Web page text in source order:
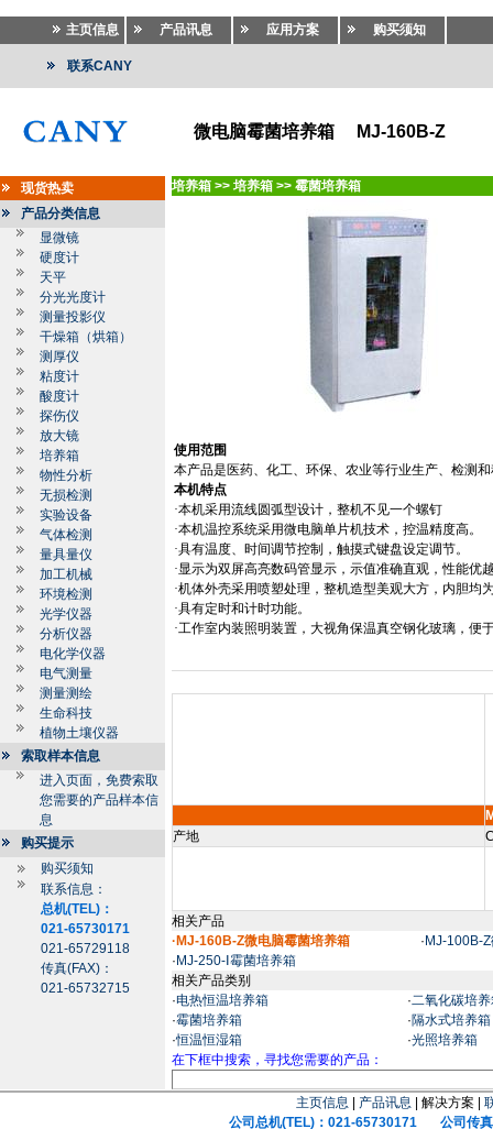
主页信息 产品讯息 应用方案 购买须知
联系CANY
微电脑霉菌培养箱 MJ-160B-Z
现货热卖
产品分类信息
显微镜
硬度计
天平
分光光度计
测量投影仪
干燥箱（烘箱）
测厚仪
粘度计
酸度计
探伤仪
放大镜
培养箱
物性分析
无损检测
实验设备
气体检测
量具量仪
加工机械
环境检测
光学仪器
分析仪器
电化学仪器
电气测量
测量测绘
生命科技
植物土壤仪器
索取样本信息
进入页面，免费索取
您需要的产品样本信
息
购买提示
购买须知
联系信息：
总机(TEL)：
021-65730171
021-65729118
传真(FAX)：
021-65732715
培养箱 >> 培养箱 >> 霉菌培养箱
使用范围
本产品是医药、化工、环保、农业等行业生产、检测
本机特点
·本机采用流线圆弧型设计，整机不见一个螺钉
·本机温控系统采用微电脑单片机技术，控温精度高。
·具有温度、时间调节控制，触摸式键盘设定调节。
·显示为双屏高亮数码管显示，示值准确直观，性能优
·机体外壳采用喷塑处理，整机造型美观大方，内胆均
·具有定时和计时功能。
·工作室内装照明装置，大视角保温真空钢化玻璃，便
产地
相关产品
·MJ-160B-Z微电脑霉菌培养箱
· MJ-100B-
· MJ-250-Ⅰ霉菌培养箱
相关产品类别
·电热恒温培养箱 ·二氧化碳培
·霉菌培养箱 ·隔水式培养箱
·恒温恒湿箱 ·光照培养箱
在下框中搜索，寻找您需要的产品：
主页信息 产品讯息 | 解决方案 |
公司总机(TEL)：021-65730171 公司传真